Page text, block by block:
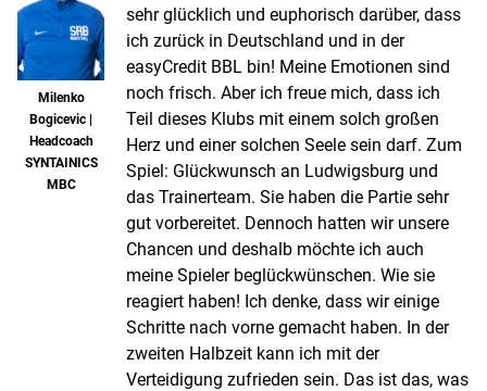
Milenko
Bogicevic |
Headcoach
SYNTAINICS
MBC
sehr glücklich und euphorisch darüber, dass
ich zurück in Deutschland und in der
easyCredit BBL bin! Meine Emotionen sind
noch frisch. Aber ich freue mich, dass ich
Teil dieses Klubs mit einem solch großen
Herz und einer solchen Seele sein darf. Zum
Spiel: Glückwunsch an Ludwigsburg und
das Trainerteam. Sie haben die Partie sehr
gut vorbereitet. Dennoch hatten wir unsere
Chancen und deshalb möchte ich auch
meine Spieler beglückwünschen. Wie sie
reagiert haben! Ich denke, dass wir einige
Schritte nach vorne gemacht haben. In der
zweiten Halbzeit kann ich mit der
Verteidigung zufrieden sein. Das ist das, was